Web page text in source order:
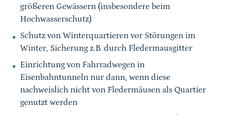
größeren Gewässern (insbesondere beim
Hochwasserschutz)
Schutz von Winterquartieren vor Störungen im
Winter, Sicherung z.B. durch Fledermausgitter
Einrichtung von Fahrradwegen in
Eisenbahntunneln nur dann, wenn diese
nachweislich nicht von Fledermäusen als Quartier
genutzt werden